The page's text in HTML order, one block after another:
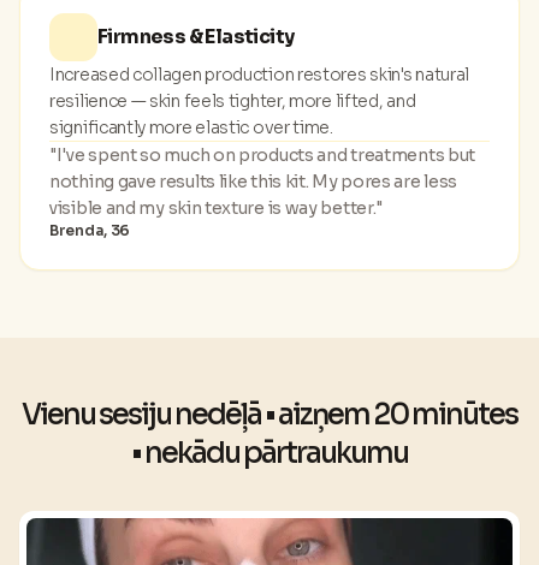
Firmness & Elasticity
Increased collagen production restores skin's natural
resilience — skin feels tighter, more lifted, and
significantly more elastic over time.
"I've spent so much on products and treatments but
nothing gave results like this kit. My pores are less
visible and my skin texture is way better."
Brenda, 36
Vienu sesiju nedēļā • aizņem 20 minūtes
• nekādu pārtraukumu